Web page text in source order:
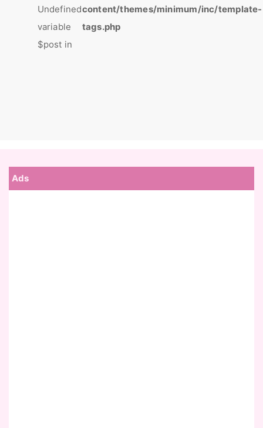
Undefined
variable
$post in
content/themes/minimum/inc/template-
tags.php
Ads